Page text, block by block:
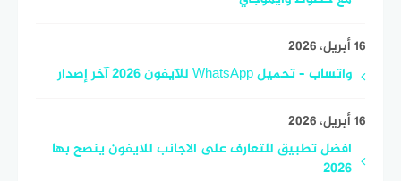
16 أبريل، 2026
واتساب – تحميل WhatsApp للآيفون 2026 آخر إصدار
16 أبريل، 2026
افضل تطبيق للتعارف على الاجانب للايفون ينصح بها
2026